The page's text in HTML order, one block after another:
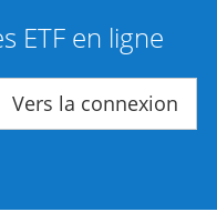
ETF en ligne
Vers la connexion